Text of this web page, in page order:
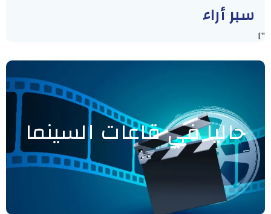
سبر أراء
"]
حاليا في قاعات السينما